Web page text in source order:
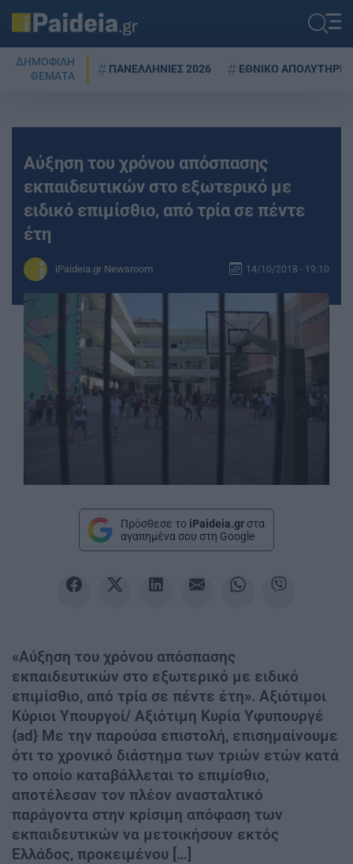
ΔΗΜΟΦΙΛΗ
ΘΕΜΑΤΑ
ΠΑΝΕΛΛΗΝΙΕΣ 2026 ΕΘΝΙΚΟ ΑΠΟΛΥΤΗΡΙΟ
Αύξηση του χρόνου απόσπασης
εκπαιδευτικών στο εξωτερικό με
ειδικό επιμίσθιο, από τρία σε πέντε
έτη
iPaideia.gr Newsroom 14/10/2018 - 19:10
Πρόσθεσε το iPaideia.gr στα
αγαπημένα σου στη Google
«Αύξηση του χρόνου απόσπασης
εκπαιδευτικών στο εξωτερικό με ειδικό
επιμίσθιο, από τρία σε πέντε έτη». Αξιότιμοι
Κύριοι Υπουργοί/ Αξιότιμη Κυρία Υφυπουργέ
{ad} Με την παρούσα επιστολή, επισημαίνουμε
ότι το χρονικό διάστημα των τριών ετών κατά
το οποίο καταβάλλεται το επιμίσθιο,
αποτέλεσαν τον πλέον ανασταλτικό
παράγοντα στην κρίσιμη απόφαση των
εκπαιδευτικών να μετοικήσουν εκτός
Ελλάδος, προκειμένου […]